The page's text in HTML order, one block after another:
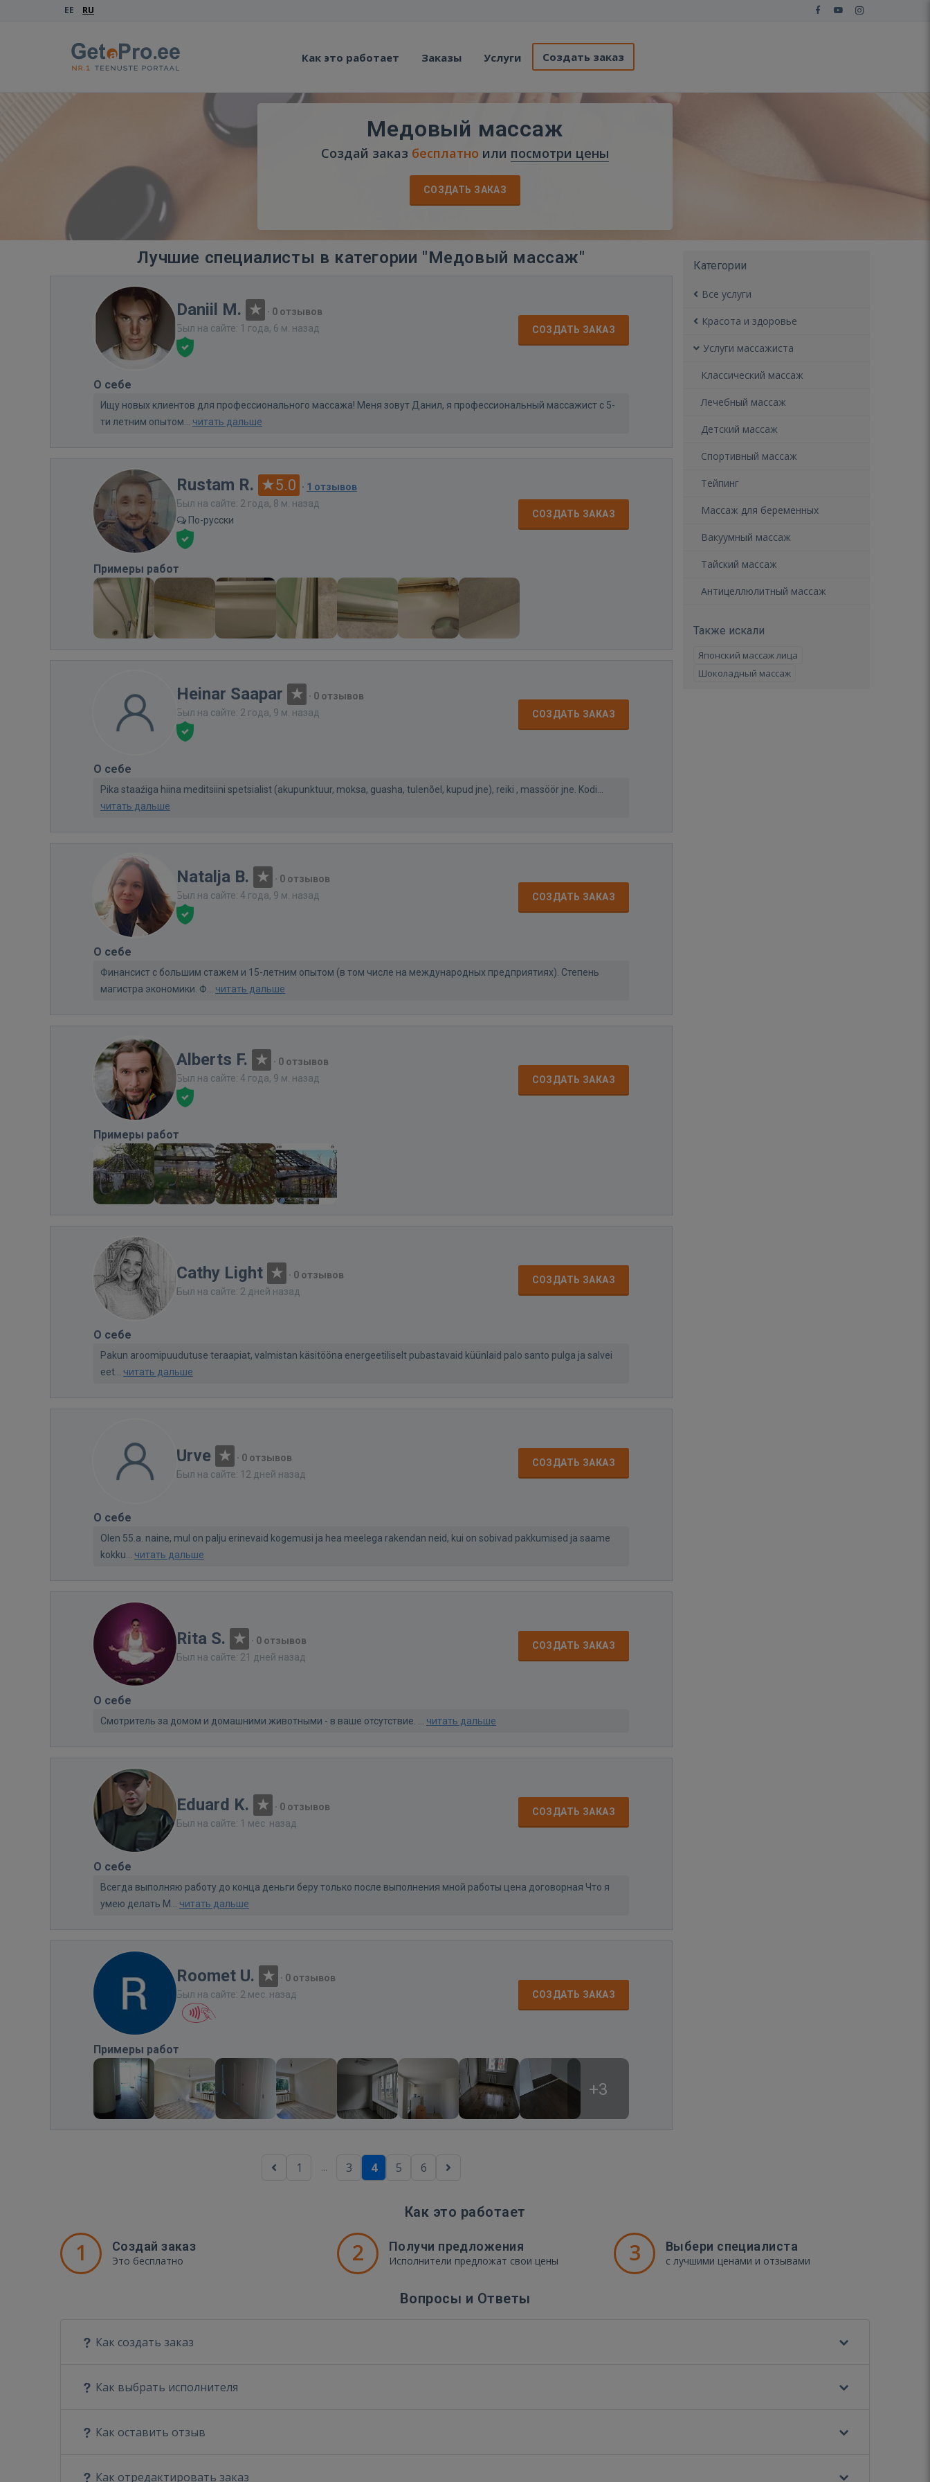
EE RU
Как это работает Заказы Услуги Создать заказ
Медовый массаж
Создай заказ бесплатно или посмотри цены
СОЗДАТЬ ЗАКАЗ
Лучшие специалисты в категории "Медовый массаж"
Daniil M. · 0 отзывов
Был на сайте: 1 года, 6 м. назад
СОЗДАТЬ ЗАКАЗ
О себе
Ищу новых клиентов для профессионального массажа! Меня зовут Данил, я профессиональный массажист с 5-
ти летним опытом... читать дальше
Rustam R. 5.0 · 1 отзывов
Был на сайте: 2 года, 8 м. назад
По-русски
СОЗДАТЬ ЗАКАЗ
Примеры работ
Heinar Saapar · 0 отзывов
Был на сайте: 2 года, 9 м. назад
СОЗДАТЬ ЗАКАЗ
О себе
Pika staaźiga hiina meditsiini spetsialist (akupunktuur, moksa, guasha, tulenõel, kupud jne), reiki , massöör jne. Kodi...
читать дальше
Natalja B. · 0 отзывов
Был на сайте: 4 года, 9 м. назад
СОЗДАТЬ ЗАКАЗ
О себе
Финансист с большим стажем и 15-летним опытом (в том числе на международных предприятиях). Степень
магистра экономики. Ф... читать дальше
Alberts F. · 0 отзывов
Был на сайте: 4 года, 9 м. назад
СОЗДАТЬ ЗАКАЗ
Примеры работ
Cathy Light · 0 отзывов
Был на сайте: 2 дней назад
СОЗДАТЬ ЗАКАЗ
О себе
Pakun aroomipuudutuse teraapiat, valmistan käsitööna energeetiliselt pubastavaid küünlaid palo santo pulga ja salvei
eet... читать дальше
Urve · 0 отзывов
Был на сайте: 12 дней назад
СОЗДАТЬ ЗАКАЗ
О себе
Olen 55.a. naine, mul on palju erinevaid kogemusi ja hea meelega rakendan neid, kui on sobivad pakkumised ja saame
kokku... читать дальше
Rita S. · 0 отзывов
Был на сайте: 21 дней назад
СОЗДАТЬ ЗАКАЗ
О себе
Смотритель за домом и домашними животными - в ваше отсутствие. ... читать дальше
Eduard K. · 0 отзывов
Был на сайте: 1 мес. назад
СОЗДАТЬ ЗАКАЗ
О себе
Всегда выполняю работу до конца деньги беру только после выполнения мной работы цена договорная Что я
умею делать М... читать дальше
Roomet U. · 0 отзывов
Был на сайте: 2 мес. назад
СОЗДАТЬ ЗАКАЗ
Примеры работ
+3
1 ... 3 4 5 6
Категории
Все услуги
Красота и здоровье
Услуги массажиста
Классический массаж
Лечебный массаж
Детский массаж
Спортивный массаж
Тейпинг
Массаж для беременных
Вакуумный массаж
Тайский массаж
Антицеллюлитный массаж
Также искали
Японский массаж лица
Шоколадный массаж
Как это работает
1 Создай заказ
Это бесплатно 2 Получи предложения
Исполнители предложат свои цены 3 Выбери специалиста
с лучшими ценами и отзывами
Вопросы и Ответы
Как создать заказ
Как выбрать исполнителя
Как оставить отзыв
Как отредактировать заказ